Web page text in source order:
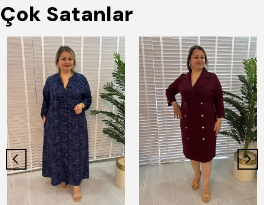
Çok Satanlar